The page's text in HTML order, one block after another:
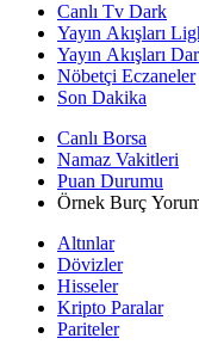
Canlı Tv Dark
Yayın Akışları
Yayın Akışları
Nöbetçi Eczaneler
Son Dakika
Canlı Borsa
Namaz Vakitleri
Puan Durumu
Örnek Burç
Altınlar
Dövizler
Hisseler
Kripto Paralar
Pariteler